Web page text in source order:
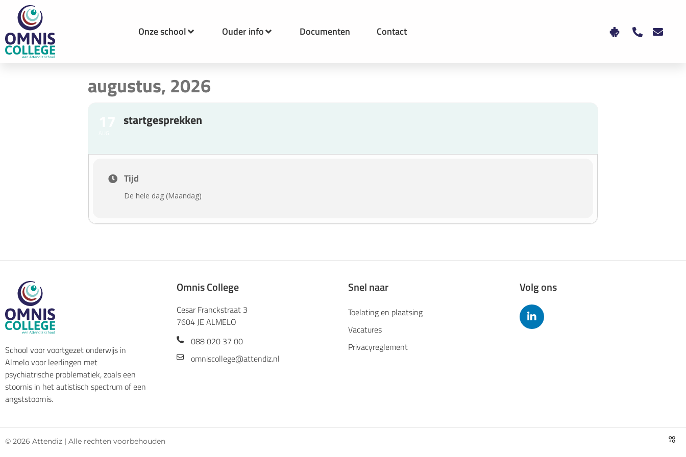
Onze school Ouder info Documenten Contact
augustus, 2026
startgesprekken
Tijd
De hele dag (Maandag)
School voor voortgezet onderwijs in
Almelo voor leerlingen met
psychiatrische problematiek, zoals een
stoornis in het autistisch spectrum of een
angststoornis.
Omnis College
Cesar Franckstraat 3
7604 JE ALMELO
088 020 37 00
omniscollege@attendiz.nl
Snel naar
Toelating en plaatsing
Vacatures
Privacyreglement
Volg ons
© 2026 Attendiz | Alle rechten voorbehouden